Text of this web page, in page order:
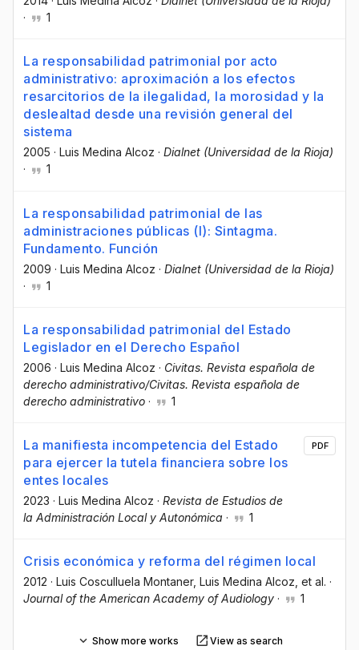
·
1
La responsabilidad patrimonial por acto
administrativo: aproximación a los efectos
resarcitorios de la ilegalidad, la morosidad y la
deslealtad desde una revisión general del
sistema
2005 · Luis Medina Alcoz · Dialnet (Universidad de la Rioja)
·
1
La responsabilidad patrimonial de las
administraciones públicas (I): Sintagma.
Fundamento. Función
2009 · Luis Medina Alcoz · Dialnet (Universidad de la Rioja)
·
1
La responsabilidad patrimonial del Estado
Legislador en el Derecho Español
2006 · Luis Medina Alcoz · Civitas. Revista española de
derecho administrativo/Civitas. Revista española de
derecho administrativo · 1
La manifiesta incompetencia del Estado
para ejercer la tutela financiera sobre los
entes locales
2023 · Luis Medina Alcoz · Revista de Estudios de
la Administración Local y Autonómica · 1
PDF
Crisis económica y reforma del régimen local
2012 · Luis Cosculluela Montaner, Luis Medina Alcoz , et al. ·
Journal of the American Academy of Audiology · 1
Show more works View as search